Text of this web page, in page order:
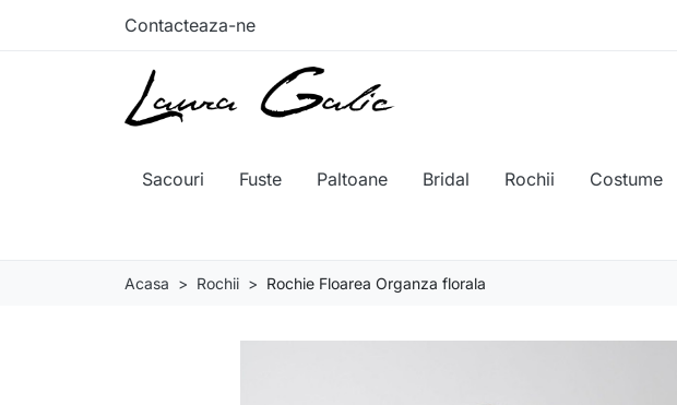
Contacteaza-ne
Sacouri Fuste Paltoane Bridal Rochii Costume
Acasa Rochii Rochie Floarea Organza florala